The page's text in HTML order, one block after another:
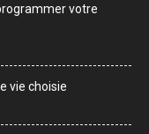
votre
vie choisie